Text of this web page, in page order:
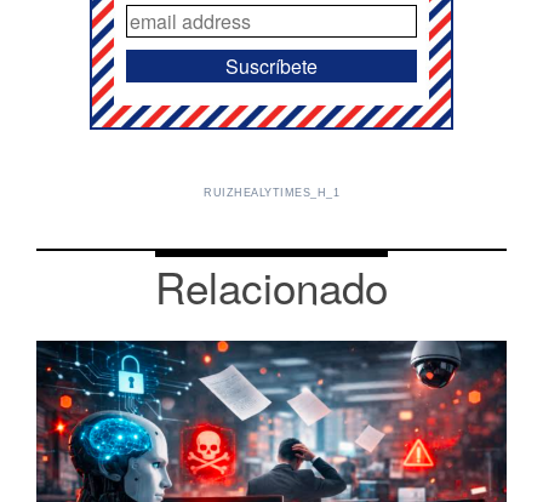
RUIZHEALYTIMES_H_1
Relacionado